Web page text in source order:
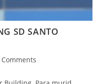
SD SANTO
Comments